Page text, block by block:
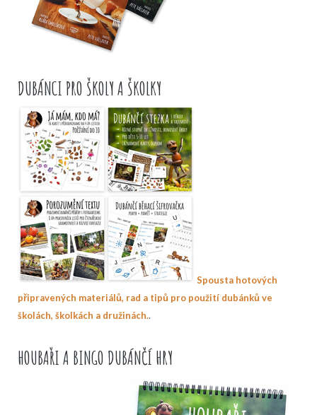
DUBÁNCI PRO ŠKOLY A ŠKOLKY
Spousta hotových
připravených materiálů, rad a tipů pro použití dubánků ve
školách, školkách a družinách..
HOUBAŘI A BINGO DUBÁNČÍ HRY